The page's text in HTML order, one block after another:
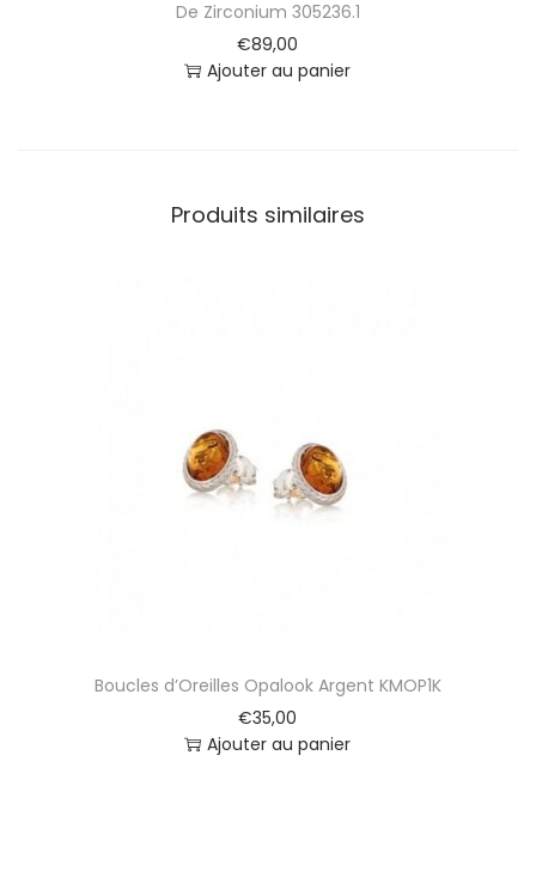
De Zirconium 305236.1
€89,00
Ajouter au panier
Produits similaires
Boucles d’Oreilles Opalook Argent KMOP1K
€35,00
Ajouter au panier